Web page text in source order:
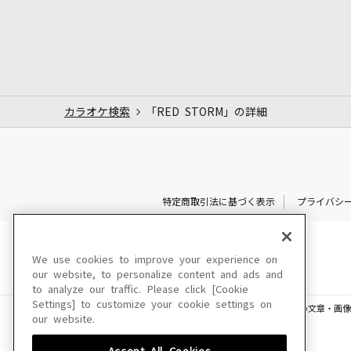
カラオケ検索 「RED STORM」の詳細
特定商取引法に基づく表示 プライバシ
このサイトに掲載されている一切の文章・画
We use cookies to improve your experience on
our website, to personalize content and ads and
to analyze our traffic. Please click [Cookie
Settings] to customize your cookie settings on
our website.